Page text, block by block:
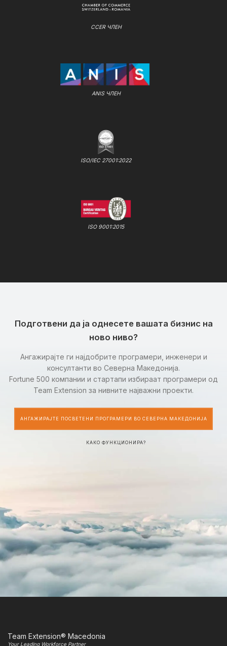
CCER ЧЛЕН
ANIS ЧЛЕН
ISO/IEC 27001:2022
ISO 9001:2015
Подготвени да ја однесете вашата бизнис на
ново ниво?
Ангажирајте ги најдобрите програмери, инженери и
консултанти во Северна Македонија.
Fortune 500 компании и стартапи избираат програмери од
Team Extension за нивните најважни проекти.
АНГАЖИРАЈТЕ ПОСВЕТЕНИ ПРОГРАМЕРИ ВО СЕВЕРНА МАКЕДОНИЈА
КАКО ФУНКЦИОНИРА?
Team Extension® Macedonia
Your Leading Workforce Partner